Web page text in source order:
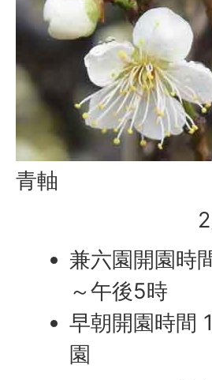
青軸
兼六園開園時
～午後5時
早朝開園時間
園